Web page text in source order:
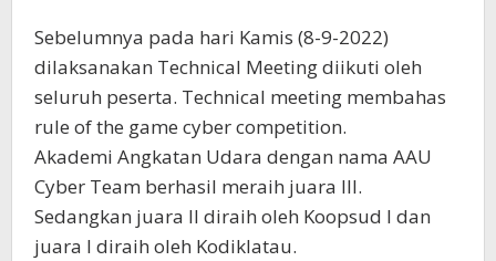
Sebelumnya pada hari Kamis (8-9-2022)
dilaksanakan Technical Meeting diikuti oleh
seluruh peserta. Technical meeting membahas
rule of the game cyber competition.
Akademi Angkatan Udara dengan nama AAU
Cyber Team berhasil meraih juara III.
Sedangkan juara II diraih oleh Koopsud I dan
juara I diraih oleh Kodiklatau.